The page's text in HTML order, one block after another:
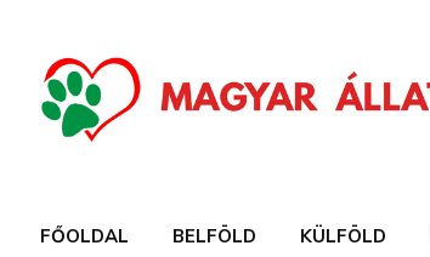
FŐOLDAL BELFÖLD KÜLFÖLD